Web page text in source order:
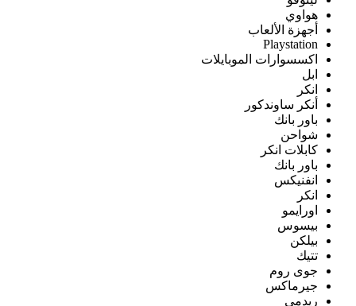
هواوي
أجهزة الألعاب
Playstation
اكسسوارات الموبايلات
ابل
انكر
أنكر ساوندكور
باور بانك
شواحن
كابلات انكر
باور بانك
انفنيكس
انكر
اورايمو
بيسوس
بيلكن
تتيك
جوى روم
جيرماكس
ريدمي